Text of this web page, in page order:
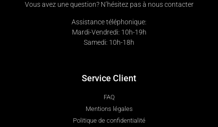
Vous avez une question? N’hésitez pas à nous contacter
Assistance téléphonique:
Mardi-Vendredi: 10h-19h
Samedi: 10h-18h
Service Client
FAQ
Mentions légales
Politique de confidentialité